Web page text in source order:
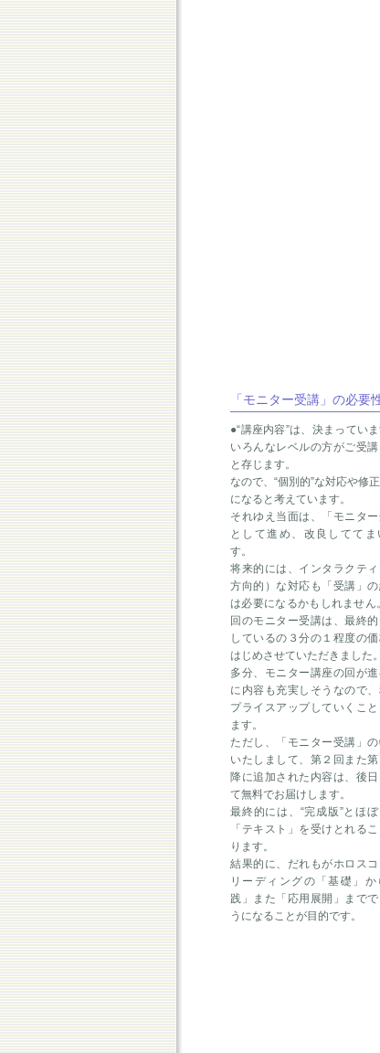
「モニター受講」の必要
●“講座内容”は、決まっていま
いろんなレベルの方がご受
と存じます。
なので、“個別的”な対応や修
になると考えています。
それゆえ当面は、「モニター
として進め、改良しててま
す。
将来的には、インタラクテ
方向的）な対応も「受講」
は必要になるかもしれません
回のモニター受講は、最終
しているの３分の１程度の価
はじめさせていただきました。
多分、モニター講座の回が
に内容も充実しそうなので、
プライスアップしていくこと
ます。
ただし、「モニター受講」の
いたしまして、第２回また
降に追加された内容は、後
て無料でお届けします。
最終的には、“完成版”とほ
「テキスト」を受けとれる
ります。
結果的に、だれもがホロスコ
リーディングの「基礎」か
践」また「応用展開」までで
うになることが目的です。